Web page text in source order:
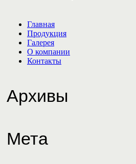
Главная
Продукция
Галерея
О компании
Контакты
Архивы
Мета